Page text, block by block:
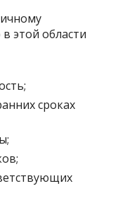
этой области
сроках